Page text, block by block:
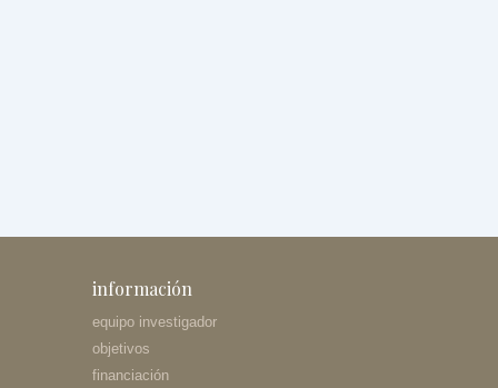
información
equipo investigador
objetivos
financiación